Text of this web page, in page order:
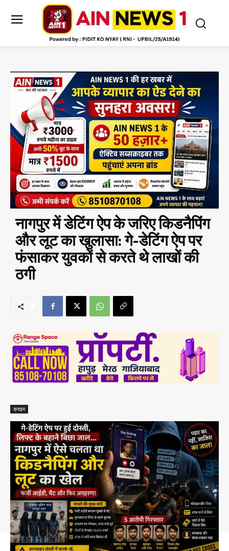
नागपुर में डेटिंग ऐप के जरिए किडनैपिंग
और लूट का खुलासा: गे-डेटिंग ऐप पर
फंसाकर युवकों से करते थे लाखों की
ठगी
क्राइम